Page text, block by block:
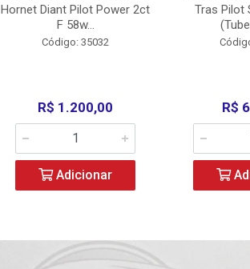
Hornet Diant Pilot Power 2ct
F 58w...
Código: 35032
R$ 1.200,00
Adicionar
Tras Pilot
R$